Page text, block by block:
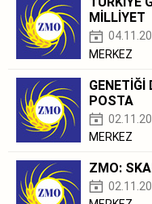
MİLLİYET
MERKEZ
GENETİĞİ
POSTA
MERKEZ
ZMO: